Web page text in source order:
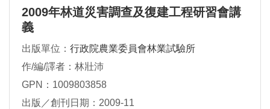
2009年林道災害調查及復建工程研習會講
義
出版單位： 行政院農業委員會林業試驗所
作/編/譯者：林壯沛
GPN：1009803858
出版／創刊日期：2009-11